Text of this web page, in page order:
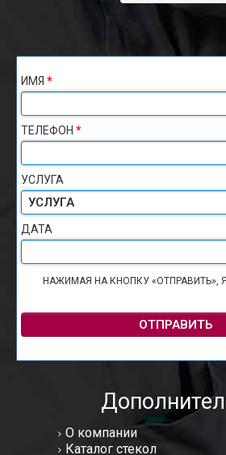
ИМЯ *
ТЕЛЕФОН *
УСЛУГА
ДАТА
НАЖИМАЯ НА КНОПКУ «ОТПРАВИТЬ»,
ОТПРАВИТЬ
О компании
Каталог стекол